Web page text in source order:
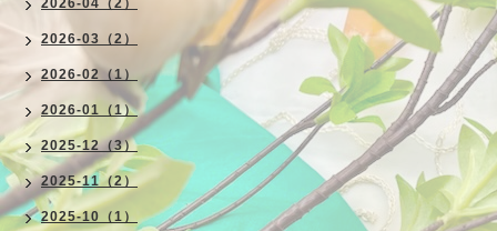
2026-04（2）
2026-03（2）
2026-02（1）
2026-01（1）
2025-12（3）
2025-11（2）
2025-10（1）